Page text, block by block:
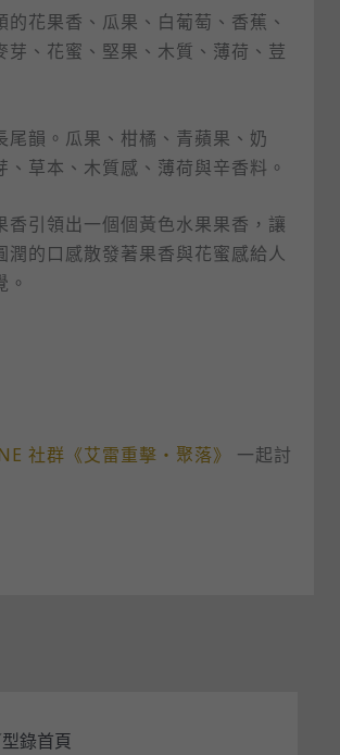
的花果香、瓜果、白葡萄、香蕉、
芽、花蜜、堅果、木質、薄荷、荳
尾韻。瓜果、柑橘、青蘋果、奶
、草本、木質感、薄荷與辛香料。
香引領出一個個黃色水果果香，讓
潤的口感散發著果香與花蜜感給人
社群《艾雷重擊・聚落》
一起討
錄首頁